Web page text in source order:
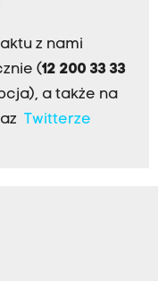
z nami
(12 200 33 33
a także na
Twitterze